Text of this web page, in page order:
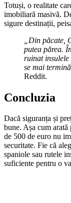
Totuși, o realitate
imobiliară masivă.
sigure destinații,
„Din păcate,
putea părea.
ruinat insulele
se mai
Reddit.
Concluzia
Dacă siguranța și
bune. Așa cum arată
de 500 de euro nu
securitate. Fie că
spaniole sau rutele
suficiente pentru o